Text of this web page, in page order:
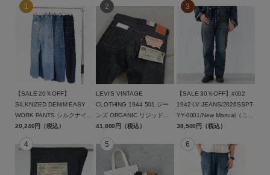
詳細検索
アウター
パンツ
スカート
シューズ
サイズ
【SALE 20％OFF】
SILKNIZED DENIM EASY
WORK PANTS シルクナイズ
ドデニム イージーワークパ
JAPAN（オーセン ジャパ
20,240円（税込）
LEVI'S VINTAGE
CLOTHING 1944 501 ジー
ンズ ORGANIC リジッド
/44501-0088/Levi's（リーバ
41,800円（税込）
【SALE 30％OFF】#002
1942 LV JEANS/2026SSPT-
YY-0001/New Manual（ニュ
ーマニュアル）【返品交換不
38,500円（税込）